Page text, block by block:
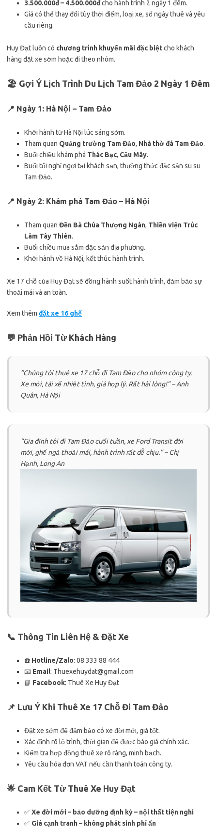
3.500.000đ – 4.500.000đcho hành trình 2 ngày 1 đêm.
Giá có thể thay đổi tùy thời điểm, loại xe, số ngày thuê và yêu
cầu riêng.
Huy Đạt luôn có chương trình khuyến mãi đặc biệtcho khách
hàng đặt xe sớm hoặc đi theo nhóm.
🏖️ Gợi Ý Lịch Trình Du Lịch Tam Đảo 2 Ngày 1 Đêm
📍 Ngày 1: Hà Nội – Tam Đảo
Khởi hành từ Hà Nội lúc sáng sớm.
Tham quan Quảng trường Tam Đảo, Nhà thờ đá Tam Đảo.
Buổi chiều khám phá Thác Bạc, Cầu Mây.
Buổi tối nghỉ ngơi tại khách sạn, thưởng thức đặc sản su su
Tam Đảo.
📍 Ngày 2: Khám phá Tam Đảo – Hà Nội
Tham quan Đền Bà Chúa Thượng Ngàn, Thiền viện Trúc
Lâm Tây Thiên.
Buổi chiều mua sắm đặc sản địa phương.
Khởi hành về Hà Nội, kết thúc hành trình.
Xe 17 chỗ của Huy Đạt sẽ đồng hành suốt hành trình, đảm bảo sự
thoải mái và an toàn.
Xem thêm đặt xe 16 ghế
💬 Phản Hồi Từ Khách Hàng
“Chúng tôi thuê xe 17 chỗ đi Tam Đảo cho nhóm công ty.
Xe mới, tài xế nhiệt tình, giá hợp lý. Rất hài lòng!” – Anh
Quân, Hà Nội
“Gia đình tôi đi Tam Đảo cuối tuần, xe Ford Transit đời
mới, ghế ngả thoải mái, hành trình rất dễ chịu.” – Chị
Hạnh, Long An
📞 Thông Tin Liên Hệ & Đặt Xe
☎️ Hotline/Zalo: 08 333 88 444
📧 Email: Thuexehuydat@gmail.com
📘 Facebook: Thuê Xe Huy Đạt
📌 Lưu Ý Khi Thuê Xe 17 Chỗ Đi Tam Đảo
Đặt xe sớm để đảm bảo có xe đời mới, giá tốt.
Xác định rõ lộ trình, thời gian để được báo giá chính xác.
Kiểm tra hợp đồng thuê xe rõ ràng, minh bạch.
Yêu cầu hóa đơn VAT nếu cần thanh toán công ty.
🌟 Cam Kết Từ Thuê Xe Huy Đạt
✅Xe đời mới – bảo dưỡng định kỳ – nội thất tiện nghi
✅ Giá cạnh tranh – không phát sinh phí ẩn